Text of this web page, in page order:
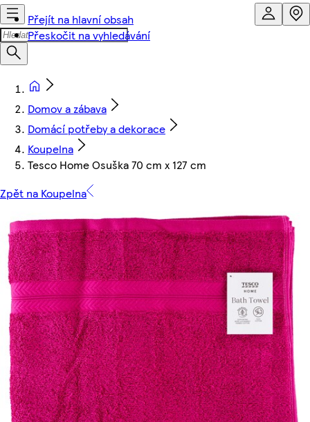
Přejít na hlavní obsah
Přeskočit na vyhledávání
Domov a zábava
Domácí potřeby a dekorace
Koupelna
Tesco Home Osuška 70 cm x 127 cm
Zpět na Koupelna